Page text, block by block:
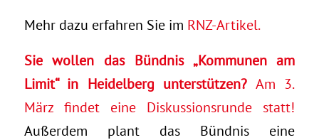
Mehr dazu erfahren Sie im RNZ-Artikel.
Sie wollen das Bündnis „Kommunen am
Limit“in Heidelberg unterstützen? Am 3.
März findet eine Diskussionsrunde statt!
Außerdem plant das Bündnis eine